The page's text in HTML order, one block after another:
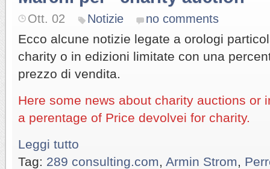
Ott. 02 Notizie no comments
Ecco alcune notizie legate a orologi
charity o in edizioni limitate con una
prezzo di vendita.
Here some news about charity auctions or
a perentage of Price devolvei for charity.
Leggi tutto
Tag: 289 consulting.com Armin Strom